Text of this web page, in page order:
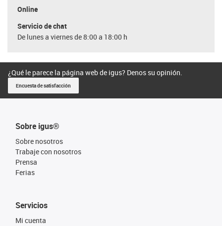
Online
Servicio de chat
De lunes a viernes de 8:00 a 18:00 h
¿Qué le parece la página web de igus? Denos su opinión.
Encuesta de satisfacción
Sobre igus®
Sobre nosotros
Trabaje con nosotros
Prensa
Ferias
Servicios
Mi cuenta